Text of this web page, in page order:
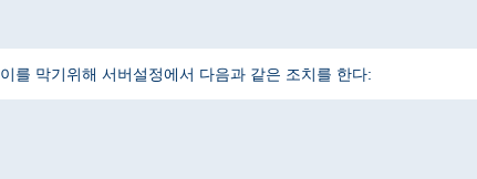
를 막기위해 서버설정에서 다음과 같은 조치를 한다: